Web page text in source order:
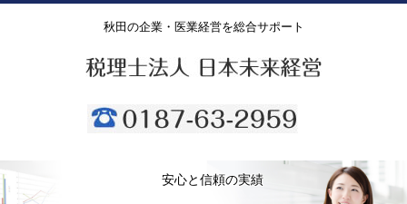
秋田の企業・医業経営を総合サポート
安心と信頼の実績